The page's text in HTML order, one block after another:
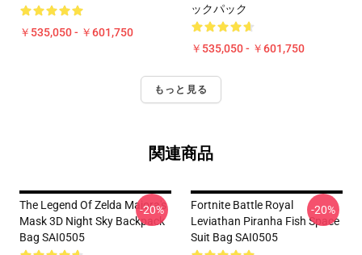
￥535,050 - ￥601,750
ックパック
￥535,050 - ￥601,750
もっと見る
関連商品
The Legend Of Zelda Majora's
Mask 3D Night Sky Backpack
Bag SAI0505
-20%
Fortnite Battle Royal
Leviathan Piranha Fish Space
Suit Bag SAI0505
-20%